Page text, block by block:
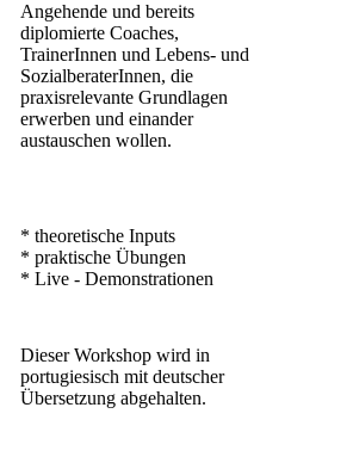
Angehende und bereits
diplomierte Coaches,
TrainerInnen und Lebens- und
SozialberaterInnen, die
praxisrelevante Grundlagen
erwerben und einander
austauschen wollen.
* theoretische Inputs
* praktische Übungen
* Live - Demonstrationen
Dieser Workshop wird in
portugiesisch mit deutscher
Übersetzung abgehalten.